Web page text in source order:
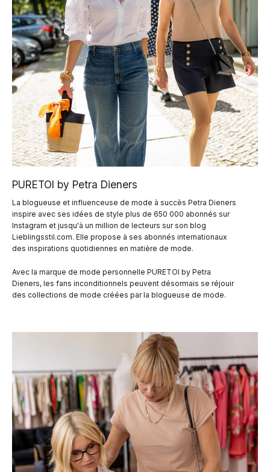
PURETOI by Petra Dieners
La blogueuse et influenceuse de mode à succès Petra Dieners
inspire avec ses idées de style plus de 650 000 abonnés sur
Instagram et jusqu'à un million de lecteurs sur son blog
Lieblingsstil.com. Elle propose à ses abonnés internationaux
des inspirations quotidiennes en matière de mode.
Avec la marque de mode personnelle PURETOI by Petra
Dieners, les fans inconditionnels peuvent désormais se réjouir
des collections de mode créées par la blogueuse de mode.